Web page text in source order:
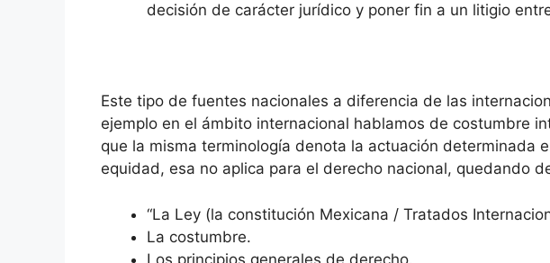
decisión de carácter jurídico y poner fin a un litigio
Este tipo de fuentes nacionales a diferencia de las
ejemplo en el ámbito internacional hablamos de costumbre
que la misma terminología denota la actuación determinada
equidad, esa no aplica para el derecho nacional, quedando
“La Ley (la constitución Mexicana / Tratados
La costumbre.
Los principios generales de derecho.